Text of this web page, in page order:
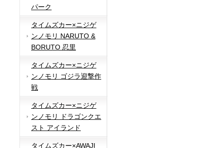
パーク
タイムズカー×ニジゲ
ンノモリ NARUTO &
BORUTO 忍里
タイムズカー×ニジゲ
ンノモリ ゴジラ迎撃作
戦
タイムズカー×ニジゲ
ンノモリ ドラゴンクエ
スト アイランド
タイムズカー×AWAJI